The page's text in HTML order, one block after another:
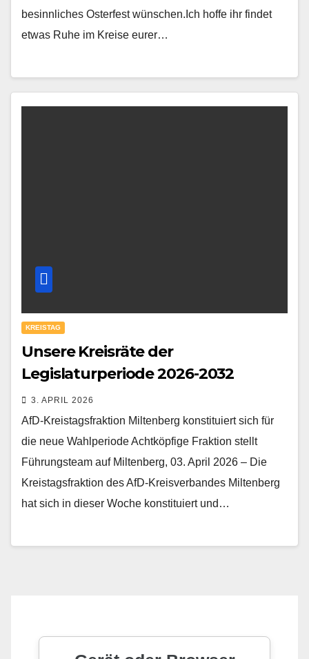
besinnliches Osterfest wünschen.Ich hoffe ihr findet
etwas Ruhe im Kreise eurer…
KREISTAG
Unsere Kreisräte der
Legislaturperiode 2026-2032
3. APRIL 2026
AfD-Kreistagsfraktion Miltenberg konstituiert sich für
die neue Wahlperiode Achtköpfige Fraktion stellt
Führungsteam auf Miltenberg, 03. April 2026 – Die
Kreistagsfraktion des AfD-Kreisverbandes Miltenberg
hat sich in dieser Woche konstituiert und…